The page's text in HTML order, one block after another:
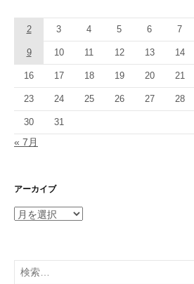
2 3 4 5 6 7
9 10 11 12 13 14
16 17 18 19 20 21
23 24 25 26 27 28
30 31
« 7月
アーカイブ
ア
イ
ブ
検
索: